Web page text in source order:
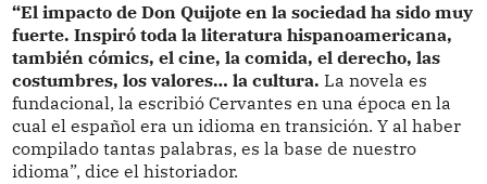
“El impacto de Don Quijote en la sociedad ha sido muy
fuerte. Inspiró toda la literatura hispanoamericana,
también cómics, el cine, la comida, el derecho, las
costumbres, los valores… la cultura. La novela es
fundacional, la escribió Cervantes en una época en la
cual el español era un idioma en transición. Y al haber
compilado tantas palabras, es la base de nuestro
idioma”, dice el historiador.